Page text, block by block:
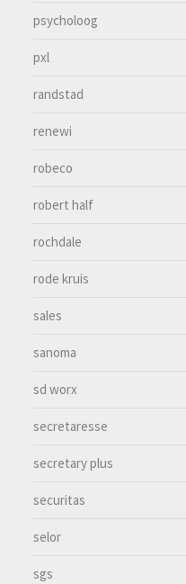
psycholoog
pxl
randstad
renewi
robeco
robert half
rochdale
rode kruis
sales
sanoma
sd worx
secretaresse
secretary plus
securitas
selor
sgs